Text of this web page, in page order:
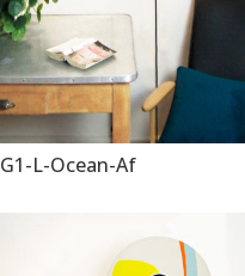
G1-L-Ocean-Af